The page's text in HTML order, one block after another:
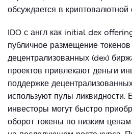
обсуждается в криптовалютной
IDO с англ как initial dex
публичное размещение
децентрализованных (dex)
проектов привлекают деньги
поддержке
используют пулы ликвидности.
инвесторы могут быстро
оборот токены по низким